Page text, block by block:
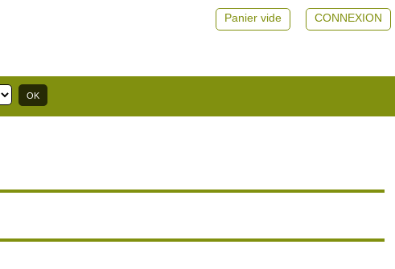
CONNEXION
Panier vide